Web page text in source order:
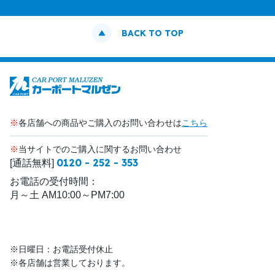
BACK TO TOP
※各店舗への商品やご購入のお問い合わせはこちら
※当サイトでのご購入に関するお問い合わせ
[通話無料] 0120 - 252 - 353
お電話の受付時間：
月～土 AM10:00～PM7:00
※日曜日：お電話受付休止
※各店舗は営業しております。